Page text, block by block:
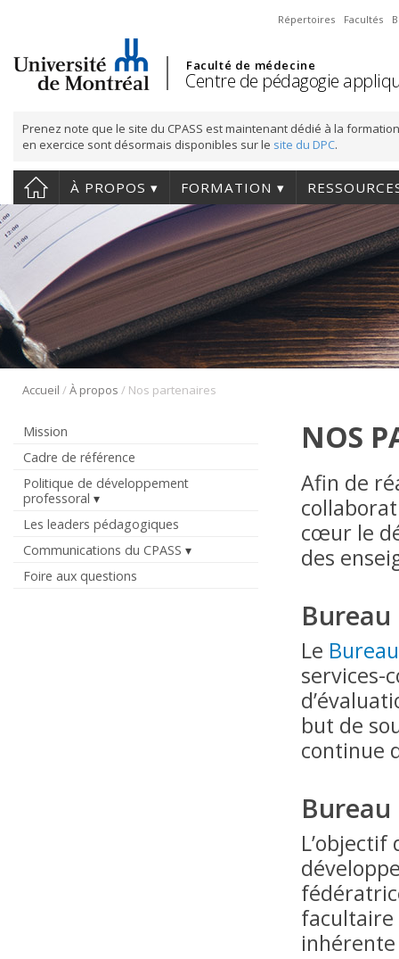
Répertoires Facultés
Faculté de médecine
Centre de pédagogie
Prenez note que le site du CPASS est maintenant dédié à la
en exercice sont désormais disponibles sur le site du DPC.
À PROPOS FORMATION
Accueil /À propos / Nos partenaires
Mission
Cadre de référence
Politique de développement
professoral
Les leaders pédagogiques
Communications du CPASS
Foire aux questions
NOS
Afin de
cœur le
des
Bureau
Le
services-
but de
continue
facultaire